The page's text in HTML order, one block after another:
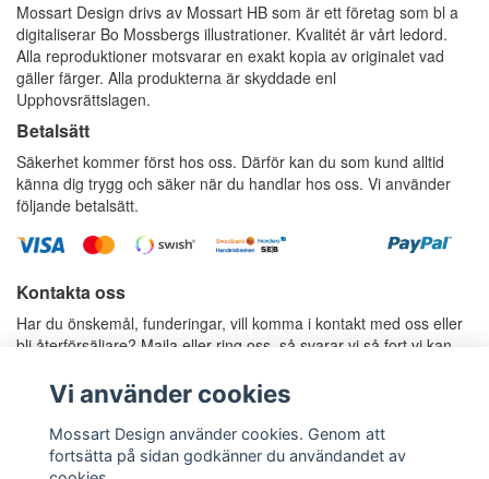
Mossart Design drivs av Mossart HB som är ett företag som bl a
digitaliserar Bo Mossbergs illustrationer. Kvalitét är vårt ledord.
Alla reproduktioner motsvarar en exakt kopia av originalet vad
gäller färger. Alla produkterna är skyddade enl
Upphovsrättslagen.
Betalsätt
Säkerhet kommer först hos oss. Därför kan du som kund alltid
känna dig trygg och säker när du handlar hos oss. Vi använder
följande betalsätt.
Kontakta oss
Har du önskemål, funderingar, vill komma i kontakt med oss eller
bli återförsäljare? Maila eller ring oss, så svarar vi så fort vi kan.
Telefon: 070-787 37 36, Anders Mossberg
Telefon: 070-424 80 77, Rosie Mossberg
Vi använder cookies
Mossart Design använder cookies. Genom att
fortsätta på sidan godkänner du användandet av